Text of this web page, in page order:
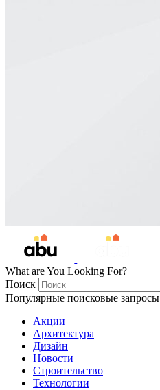
What are You Looking For?
Поиск
Популярные поисковые запросы
Акции
Архитектура
Дизайн
Новости
Строительство
Технологии